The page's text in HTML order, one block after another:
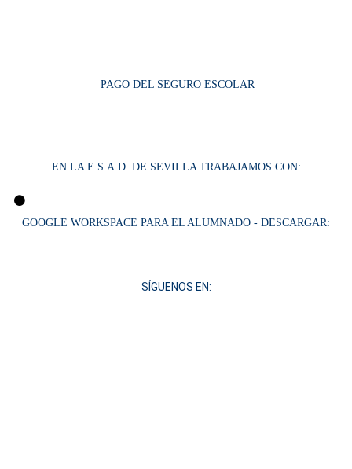
PAGO DEL SEGURO ESCOLAR
EN LA E.S.A.D. DE SEVILLA TRABAJAMOS CON:
GOOGLE WORKSPACE PARA EL ALUMNADO - DESCARGAR:
SÍGUENOS EN: